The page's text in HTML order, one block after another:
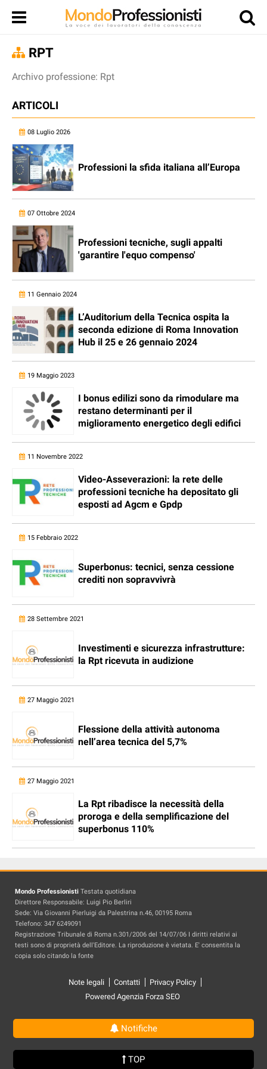
RPT
Archivo professione: Rpt
ARTICOLI
08 Luglio 2026
Professioni la sfida italiana all’Europa
07 Ottobre 2024
Professioni tecniche, sugli appalti
'garantire l'equo compenso'
11 Gennaio 2024
L’Auditorium della Tecnica ospita la
seconda edizione di Roma Innovation
Hub il 25 e 26 gennaio 2024
19 Maggio 2023
I bonus edilizi sono da rimodulare ma
restano determinanti per il
miglioramento energetico degli edifici
11 Novembre 2022
Video-Asseverazioni: la rete delle
professioni tecniche ha depositato gli
esposti ad Agcm e Gpdp
15 Febbraio 2022
Superbonus: tecnici, senza cessione
crediti non sopravvivrà
28 Settembre 2021
Investimenti e sicurezza infrastrutture:
la Rpt ricevuta in audizione
27 Maggio 2021
Flessione della attività autonoma
nell’area tecnica del 5,7%
27 Maggio 2021
La Rpt ribadisce la necessità della
proroga e della semplificazione del
superbonus 110%
Mondo Professionisti Testata quotidiana
Direttore Responsabile: Luigi Pio Berliri
Sede: Via Giovanni Pierluigi da Palestrina n.46, 00195 Roma
Telefono: 347 6249091
Registrazione Tribunale di Roma n.301/2006 del 14/07/06 I diritti relativi ai
testi sono di proprietà dell'Editore. La riproduzione è vietata. E' consentita la
copia solo citando la fonte
Note legali Contatti
Privacy Policy
Powered Agenzia Forza SEO
Notifiche
TOP